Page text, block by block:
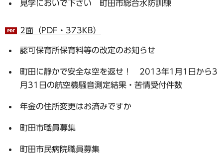
見学においで下さい 町田市総合水防訓練
2面（PDF・373KB）
認可保育所保育料等の改定のお知らせ
町田に静かで安全な空を返せ！ 2013年1月1日から3
月31日の航空機騒音測定結果・苦情受付件数
年金の住所変更はお済みですか
町田市職員募集
町田市民病院職員募集